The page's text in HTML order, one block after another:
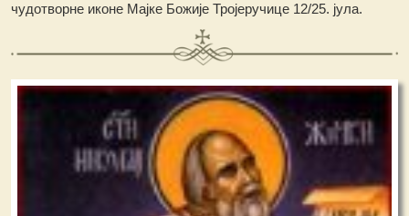
чудотворне иконе Мајке Божије Тројеручице 12/25. јула.